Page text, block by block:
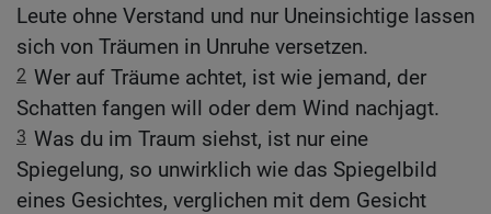
Leute ohne Verstand und nur Uneinsichtige lassen
sich von Träumen in Unruhe versetzen.
2 Wer auf Träume achtet, ist wie jemand, der
Schatten fangen will oder dem Wind nachjagt.
3 Was du im Traum siehst, ist nur eine
Spiegelung, so unwirklich wie das Spiegelbild
eines Gesichtes, verglichen mit dem Gesicht